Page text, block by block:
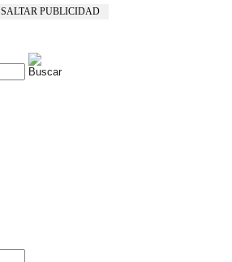
SALTAR PUBLICIDAD